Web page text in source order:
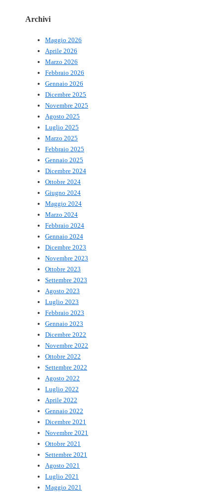
Archivi
Maggio 2026
Aprile 2026
Marzo 2026
Febbraio 2026
Gennaio 2026
Dicembre 2025
Novembre 2025
Agosto 2025
Luglio 2025
Marzo 2025
Febbraio 2025
Gennaio 2025
Dicembre 2024
Ottobre 2024
Giugno 2024
Maggio 2024
Marzo 2024
Febbraio 2024
Gennaio 2024
Dicembre 2023
Novembre 2023
Ottobre 2023
Settembre 2023
Agosto 2023
Luglio 2023
Febbraio 2023
Gennaio 2023
Dicembre 2022
Novembre 2022
Ottobre 2022
Settembre 2022
Agosto 2022
Luglio 2022
Aprile 2022
Gennaio 2022
Dicembre 2021
Novembre 2021
Ottobre 2021
Settembre 2021
Agosto 2021
Luglio 2021
Maggio 2021